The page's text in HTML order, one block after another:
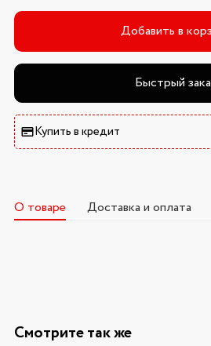
Добавить в
Быстрый
Купить в кредит
О товаре Доставка и оплата
Смотрите так же